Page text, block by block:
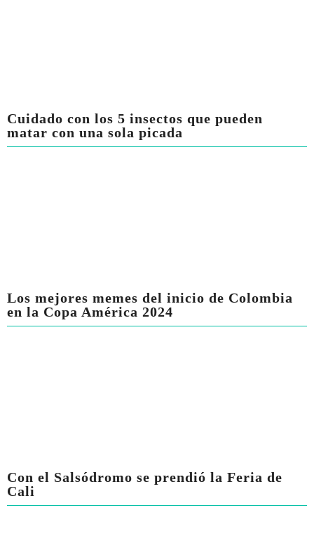
Cuidado con los 5 insectos que pueden
matar con una sola picada
Los mejores memes del inicio de Colombia
en la Copa América 2024
Con el Salsódromo se prendió la Feria de
Cali